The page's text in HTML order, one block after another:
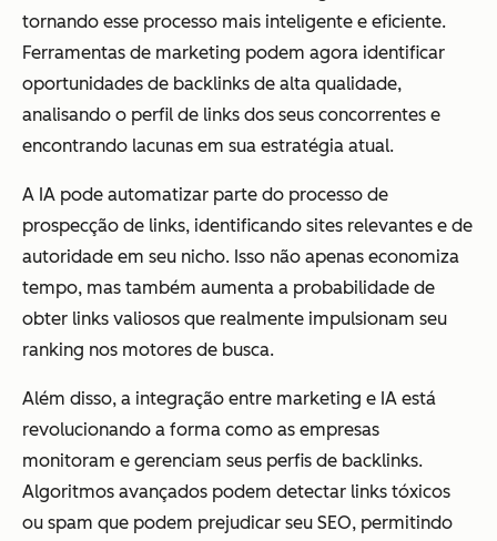
tornando esse processo mais inteligente e eficiente.
Ferramentas de marketing podem agora identificar
oportunidades de backlinks de alta qualidade,
analisando o perfil de links dos seus concorrentes e
encontrando lacunas em sua estratégia atual.
A IA pode automatizar parte do processo de
prospecção de links, identificando sites relevantes e de
autoridade em seu nicho. Isso não apenas economiza
tempo, mas também aumenta a probabilidade de
obter links valiosos que realmente impulsionam seu
ranking nos motores de busca.
Além disso, a integração entre marketing e IA está
revolucionando a forma como as empresas
monitoram e gerenciam seus perfis de backlinks.
Algoritmos avançados podem detectar links tóxicos
ou spam que podem prejudicar seu SEO, permitindo